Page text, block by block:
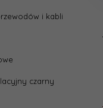
i kabli
czarny